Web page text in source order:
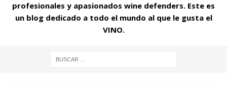
profesionales y apasionados wine defenders. Este es
un blog dedicado a todo el mundo al que le gusta el
VINO.